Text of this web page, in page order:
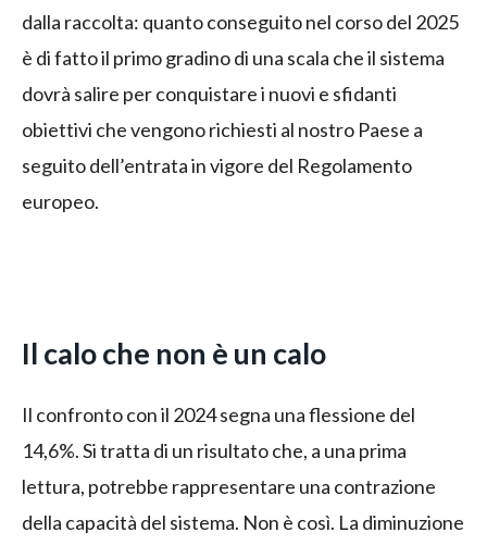
dalla raccolta: quanto conseguito nel corso del 2025
è di fatto il primo gradino di una scala che il sistema
dovrà salire per conquistare i nuovi e sfidanti
obiettivi che vengono richiesti al nostro Paese a
seguito dell’entrata in vigore del Regolamento
europeo.
Il calo che non è un calo
Il confronto con il 2024 segna una flessione del
14,6%. Si tratta di un risultato che, a una prima
lettura, potrebbe rappresentare una contrazione
della capacità del sistema. Non è così. La diminuzione